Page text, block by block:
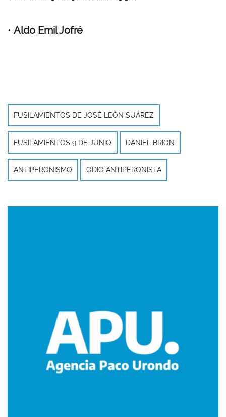
• Aldo Emil Jofré
FUSILAMIENTOS DE JOSÉ LEÓN SUÁREZ
FUSILAMIENTOS 9 DE JUNIO DANIEL BRION
ANTIPERONISMO ODIO ANTIPERONISTA